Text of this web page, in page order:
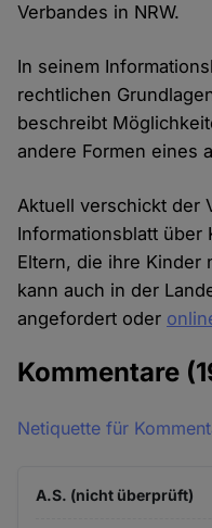
Verbandes in NRW.
In seinem
rechtlichen
beschreibt
andere Formen eines
Aktuell verschickt der
Informationsblatt über
Eltern, die ihre Kinder
kann auch in der
angefordert oder
Kommentare
Netiquette für
A.S. (nicht überprüft)